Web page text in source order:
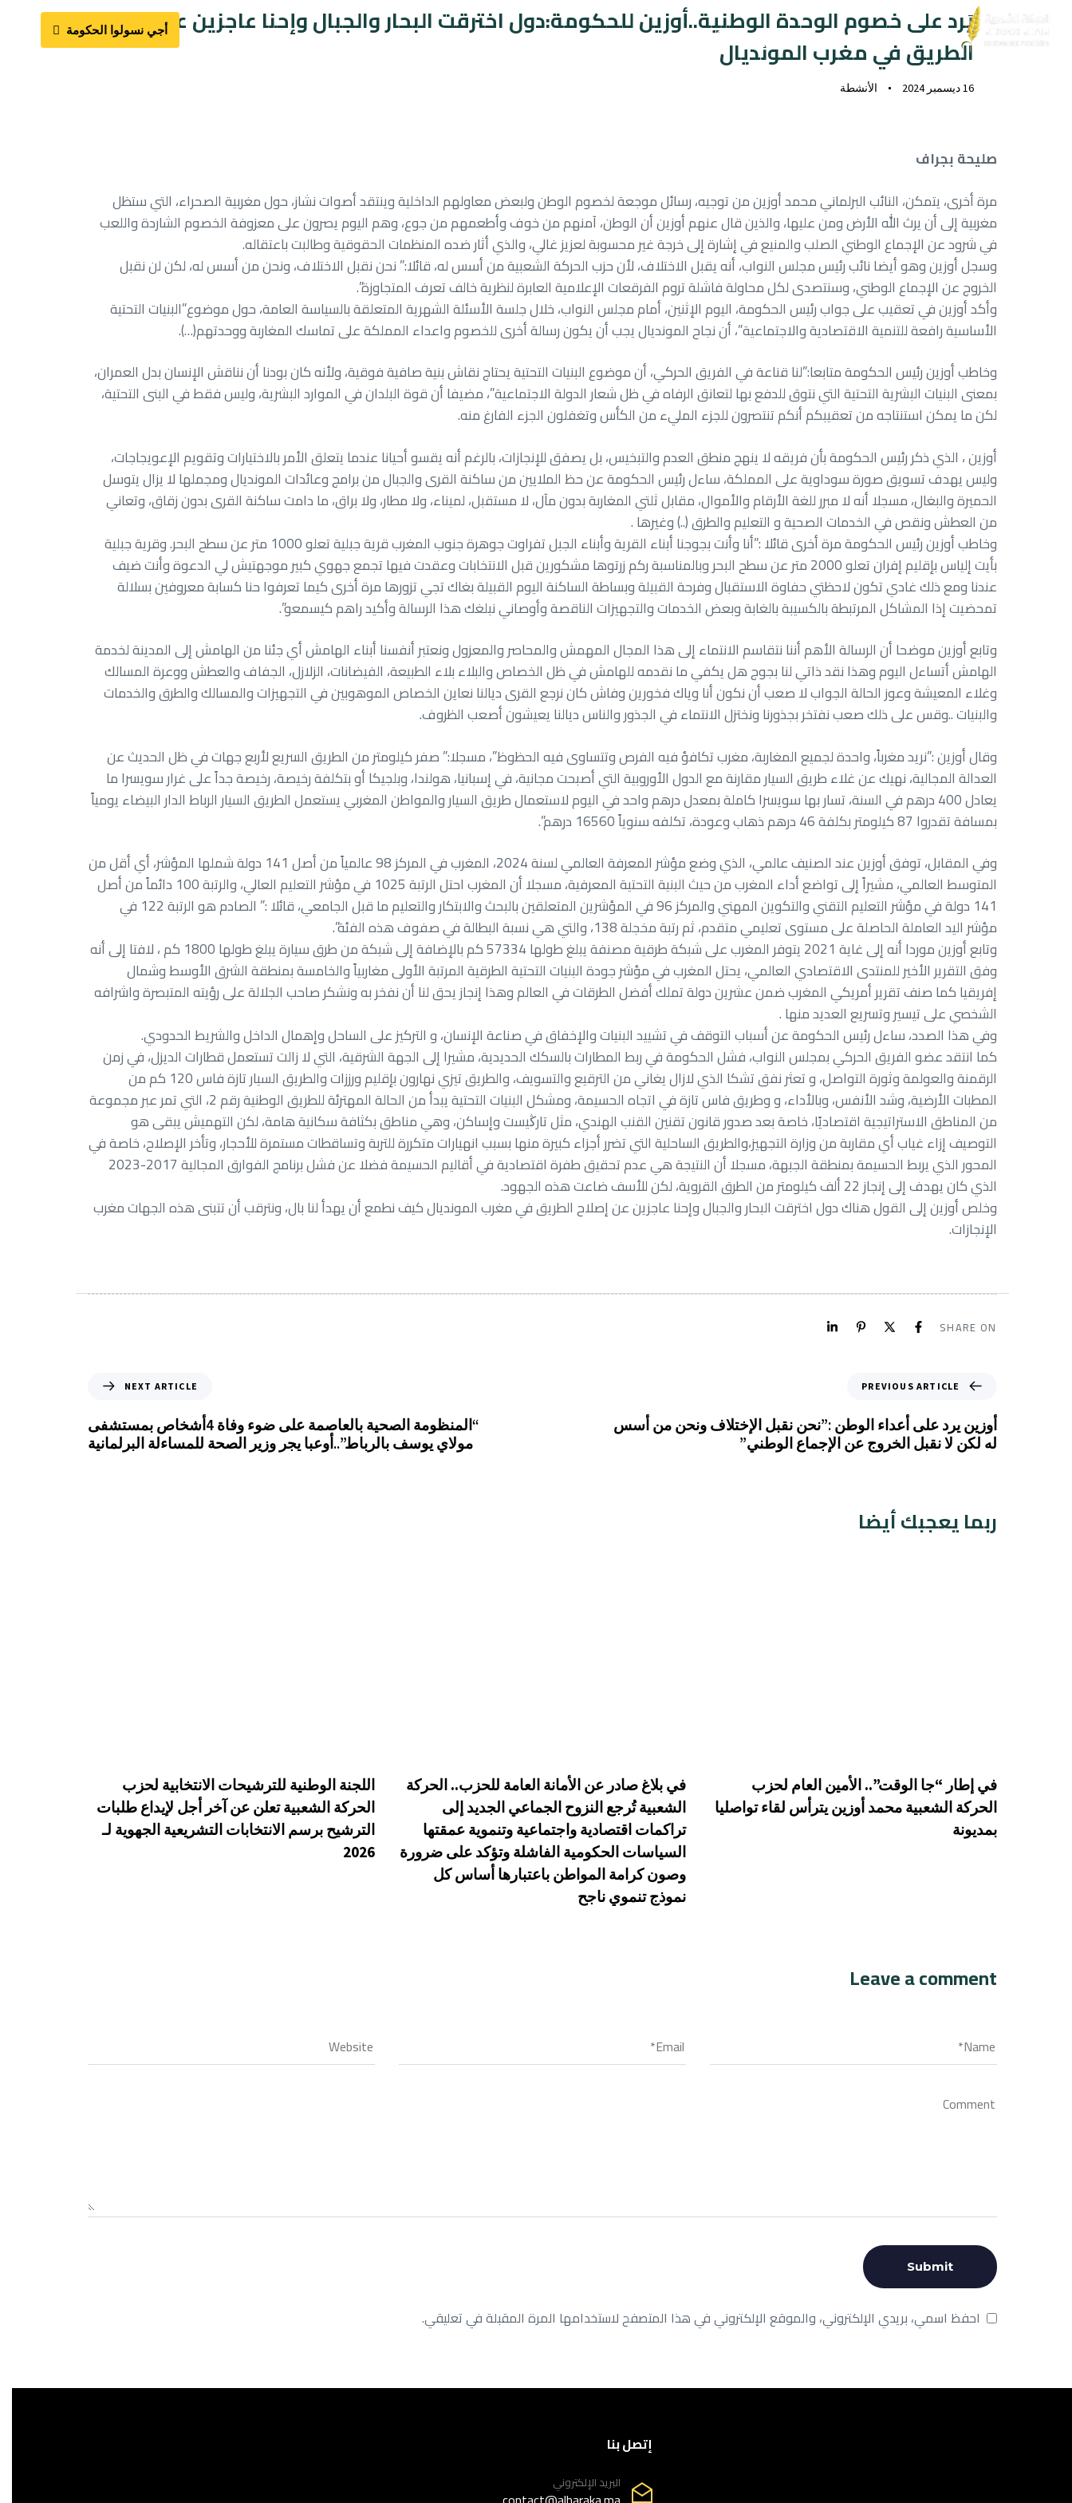
الحركة البديل الحركي الوثائق المرجعية المنظمات الموازية الحركة في البرلمان أجي نسولوا الحكومة
يَرد على خصوم الوحدة الوطنية..أوزين للحكومة:دول اخترقت البحار والجبال وإحنا عاجزين عن إصلاح
الطريق في مغرب المونديال
16 ديسمبر 2024 الأنشطة
صليحة بجراف
مرة أخرى، يتمكن، النائب البرلماني محمد أوزين من توجيه، رسائل موجعة لخصوم الوطن ولبعض معاولهم الداخلية وينتقد أصوات نشاز، حول مغربية الصحراء، التي ستظل
مغربية إلى أن يرث الله الأرض ومن عليها، والذين قال عنهم أوزين أن الوطن، آمنهم من خوف وأطعمهم من جوع، وهم اليوم يصرون على معزوفة الخصوم الشاردة واللعب
في شرود عن الإجماع الوطني الصلب والمنيع في إشارة إلى خرجة غير محسوبة لعزيز غالي، والذي أثار ضده المنظمات الحقوقية وطالبت باعتقاله.
وسجل أوزين وهو أيضا نائب رئيس مجلس النواب، أنه يقبل الاختلاف، لأن حزب الحركة الشعبية من أسس له، قائلا:” نحن نقبل الاختلاف، ونحن من أسس له، لكن لن نقبل
الخروج عن الإجماع الوطني، وسنتصدى لكل محاولة فاشلة تروم الفرقعات الإعلامية العابرة لنظرية خالف تعرف المتجاوزة”.
وأكد أوزين في تعقيب على جواب رئيس الحكومة، اليوم الإثنين، أمام مجلس النواب، خلال جلسة الأسئلة الشهرية المتعلقة بالسياسة العامة، حول موضوع”البنيات التحتية
الأساسية رافعة للتنمية الاقتصادية والاجتماعية”، أن نجاح المونديال يجب أن يكون رسالة أخرى للخصوم واعداء المملكة على تماسك المغاربة ووحدتهم(…).
وخاطب أوزين رئيس الحكومة متابعا:”لنا قناعة في الفريق الحركي، أن موضوع البنيات التحتية يحتاج نقاش بنية صافية فوقية، ولأنه كان بودنا أن نناقش الإنسان بدل العمران،
بمعنى البنيات البشرية التحتية التي نتوق للدفع بها لتعانق الرفاه في ظل شعار الدولة الاجتماعية”، مضيفا أن قوة البلدان في الموارد البشرية، وليس فقط في البنى التحتية،
لكن ما يمكن استنتاجه من تعقيبكم أنكم تنتصرون للجزء المليء من الكأس وتغفلون الجزء الفارغ منه.
أوزين ، الذي ذكر رئيس الحكومة بأن فريقه لا ينهج منطق العدم والتبخيس، بل يصفق للإنجازات، بالرغم أنه يقسو أحيانا عندما يتعلق الأمر بالاختيارات وتقويم الإعويجاجات،
وليس يهدف تسويق صورة سوداوية على المملكة، ساءل رئيس الحكومة عن حظ الملايين من ساكنة القرى والجبال من برامج وعائدات المونديال ومجملها لا يزال يتوسل
الحميرة والبغال، مسجلا أنه لا مبرر للغة الأرقام والأموال، مقابل ثلتي المغاربة بدون مآل، لا مستقبل، لميناء، ولا مطار، ولا براق، ما دامت ساكنة القرى بدون زقاق، وتعاني
من العطش ونقص في الخدمات الصحية و التعليم والطرق (..) وغيرها .
وخاطب أوزين رئيس الحكومة مرة أخرى قائلا :”أنا وأنت بجوجنا أبناء القرية وأبناء الجبل تفراوت جوهرة جنوب المغرب قرية جبلية تعلو 1000 متر عن سطح البحر. وقرية جبلية
بأيت إلياس بإقليم إفران تعلو 2000 متر عن سطح البحر وبالمناسبة ركم زرتوها مشكورين قبل الانتخابات وعقدت فيها تجمع جهوي كبير موجهتيش لي الدعوة وأنت ضيف
عندنا ومع ذلك غادي تكون لاحظتي حفاوة الاستقبال وفرحة القبيلة وبساطة الساكنة اليوم القبيلة بغاك تجي تزورها مرة أخرى كيما تعرفوا حنا كسابة معروفين بسلالة
تمحضيت إذا المشاكل المرتبطة بالكسيبة بالغابة وبعض الخدمات والتجهيزات الناقصة وأوصاني نبلغك هذا الرسالة وأكيد راهم كيسمعو”.
وتابع أوزين موضحا أن الرسالة الأهم أننا نتقاسم الانتماء إلى هذا المجال المهمش والمحاصر والمعزول ونعتبر أنفسنا أبناء الهامش أي جئنا من الهامش إلى المدينة لخدمة
الهامش أتساءل اليوم وهذا نقد ذاتي لنا بجوج هل يكفي ما نقدمه للهامش في ظل الخصاص والبلاء بلاء الطبيعة، الفيضانات، الزلازل، الجفاف والعطش ووعرة المسالك
وغلاء المعيشة وعوز الحالة الجواب لا صعب أن نكون أنا وياك فخورين وفاش كان نرجع القرى ديالنا نعاين الخصاص الموهوبين في التجهيزات والمسالك والطرق والخدمات
والبنيات ..وقس على ذلك صعب نفتخر بجذورنا ونختزل الانتماء في الجذور والناس ديالنا يعيشون أصعب الظروف.
وقال أوزين :”نريد مغرباً، واحدة لجميع المغاربة، مغرب تكافؤ فيه الفرص وتتساوى فيه الحظوظ”، مسجلا:” صفر كيلومتر من الطريق السريع لأربع جهات في ظل الحديث عن
العدالة المجالية، نهيك عن غلاء طريق السيار مقارنة مع الدول الأوروبية التي أصبحت مجانية، في إسبانيا، هولندا، وبلجيكا أو بتكلفة رخيصة، رخيصة جداً على غرار سويسرا ما
يعادل 400 درهم في السنة، تسار بها سويسرا كاملة بمعدل درهم واحد في اليوم لاستعمال طريق السيار والمواطن المغربي يستعمل الطريق السيار الرباط الدار البيضاء يومياً
بمسافة تقدروا 87 كيلومتر بكلفة 46 درهم ذهاب وعودة، تكلفه سنوياً 16560 درهم”.
وفي المقابل، توفق أوزين عند الصنيف عالمي، الذي وضع مؤشر المعرفة العالمي لسنة 2024، المغرب في المركز 98 عالمياً من أصل 141 دولة شملها المؤشر، أي أقل من
المتوسط العالمي، مشيراً إلى تواضع أداء المغرب من حيث البنية التحتية المعرفية، مسجلا أن المغرب احتل الرتبة 1025 في مؤشر التعليم العالي، والرتبة 100 دائماً من أصل
141 دولة في مؤشر التعليم التقني والتكوين المهني والمركز 96 في المؤشرين المتعلقين بالبحث والابتكار والتعليم ما قبل الجامعي، قائلا :” الصادم هو الرتبة 122 في
مؤشر اليد العاملة الحاصلة على مستوى تعليمي متقدم، ثم رتبة مخجلة 138، والتي هي نسبة البطالة في صفوف هذه الفئة”.
وتابع أوزين موردا أنه إلى غاية 2021 يتوفر المغرب على شبكة طرقية مصنفة يبلغ طولها 57334 كم بالإضافة إلى شبكة من طرق سيارة يبلغ طولها 1800 كم ، لافتا إلى أنه
وفق التقرير الأخير للمنتدى الاقتصادي العالمي، يحتل المغرب في مؤشر جودة البنيات التحتية الطرقية المرتبة الأولى مغاربياً والخامسة بمنطقة الشرق الأوسط وشمال
إفريقيا كما صنف تقرير أمريكي المغرب ضمن عشرين دولة تملك أفضل الطرقات في العالم وهذا إنجاز يحق لنا أن نفخر به ونشكر صاحب الجلالة على رؤيته المتبصرة واشرافه
الشخصي على تيسير وتسريع العديد منها .
وفي هذا الصدد، ساءل رئيس الحكومة عن أسباب التوقف في تشييد البنيات والإخفاق في صناعة الإنسان، و التركيز على الساحل وإهمال الداخل والشريط الحدودي.
كما انتقد عضو الفريق الحركي بمجلس النواب، فشل الحكومة في ربط المطارات بالسكك الحديدية، مشيرا إلى الجهة الشرقية، التي لا زالت تستعمل قطارات الديزل، في زمن
الرقمنة والعولمة وثورة التواصل، و تعثر نفق تشكا الذي لازال يغاني من الترقيع والتسويف، والطريق تيزي نهارون بإقليم ورززات والطريق السيار تازة فاس 120 كم من
المطبات الأرضية، وشد الأنفس، وبالأداء، و وطريق فاس تازة في اتجاه الحسيمة، ومشكل البنيات التحتية يبدأ من الحالة المهترئة للطريق الوطنية رقم 2، التي تمر عبر مجموعة
من المناطق الاستراتيجية اقتصاديًا، خاصة بعد صدور قانون تقنين القنب الهندي، مثل تارڭيست وإساكن، وهي مناطق بكثافة سكانية هامة، لكن التهميش يبقى هو
التوصيف إزاء غياب أي مقاربة من وزارة التجهيز،والطريق الساحلية التي تضرر أجزاء كبيرة منها بسبب انهيارات متكررة للتربة وتساقطات مستمرة للأحجار، وتأخر الإصلاح، خاصة في
المحور الذي يربط الحسيمة بمنطقة الجبهة، مسجلا أن النتيجة هي عدم تحقيق طفرة اقتصادية في أقاليم الحسيمة فضلا عن فشل برنامج الفوارق المجالية 2017-2023
الذي كان يهدف إلى إنجاز 22 ألف كيلومتر من الطرق القروية، لكن للأسف ضاعت هذه الجهود.
وخلص أوزين إلى القول هناك دول اخترقت البحار والجبال وإحنا عاجزين عن إصلاح الطريق في مغرب المونديال كيف نطمع أن يهدأ لنا بال، ونترقب أن تتبنى هذه الجهات مغرب
الإنجازات.
SHARE ON
PREVIOUS ARTICLE
أوزين يرد على أعداء الوطن :”نحن نقبل الإختلاف ونحن من أسس
له لكن لا نقبل الخروج عن الإجماع الوطني”
NEXT ARTICLE
“المنظومة الصحية بالعاصمة على ضوء وفاة 4أشخاص بمستشفى
مولاي يوسف بالرباط”..أوعبا يجر وزير الصحة للمساءلة البرلمانية
ربما يعجبك أيضا
في إطار “جا الوقت”.. الأمين العام لحزب
الحركة الشعبية محمد أوزين يترأس لقاء تواصليا
بمديونة
في بلاغ صادر عن الأمانة العامة للحزب.. الحركة
الشعبية تُرجع النزوح الجماعي الجديد إلى
تراكمات اقتصادية واجتماعية وتنموية عمقتها
السياسات الحكومية الفاشلة وتؤكد على ضرورة
وصون كرامة المواطن باعتبارها أساس كل
نموذج تنموي ناجح
اللجنة الوطنية للترشيحات الانتخابية لحزب
الحركة الشعبية تعلن عن آخر أجل لإيداع طلبات
الترشيح برسم الانتخابات التشريعية الجهوية لـ
2026
Leave a comment
احفظ اسمي، بريدي الإلكتروني، والموقع الإلكتروني في هذا المتصفح لاستخدامها المرة المقبلة في تعليقي.
إتصل بنا
البريد الإلكتروني